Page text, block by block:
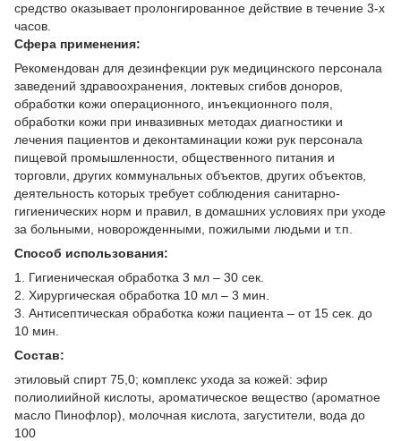
средство оказывает пролонгированное действие в течение 3-х
часов.
Сфера применения:
Рекомендован для дезинфекции рук медицинского персонала
заведений здравоохранения, локтевых сгибов доноров,
обработки кожи операционного, инъекционного поля,
обработки кожи при инвазивных методах диагностики и
лечения пациентов и деконтаминации кожи рук персонала
пищевой промышленности, общественного питания и
торговли, других коммунальных объектов, других объектов,
деятельность которых требует соблюдения санитарно-
гигиенических норм и правил, в домашних условиях при уходе
за больными, новорожденными, пожилыми людьми и т.п.
Способ использования:
1. Гигиеническая обработка 3 мл – 30 сек.
2. Хирургическая обработка 10 мл – 3 мин.
3. Антисептическая обработка кожи пациента – от 15 сек. до
10 мин.
Состав:
этиловый спирт 75,0; комплекс ухода за кожей: эфир
полиолиийной кислоты, ароматическое вещество (ароматное
масло Пинофлор), молочная кислота, загустители, вода до
100